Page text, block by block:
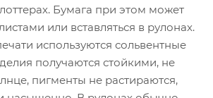
Бумага при этом может
или вставляться в рулонах.
используются сольвентные
получаются стойкими, не
пигменты не растираются,